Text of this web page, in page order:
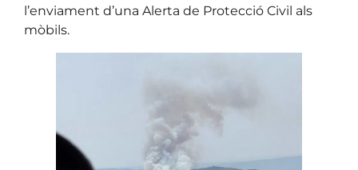
l’enviament d’una Alerta de Protecció Civil als
mòbils.